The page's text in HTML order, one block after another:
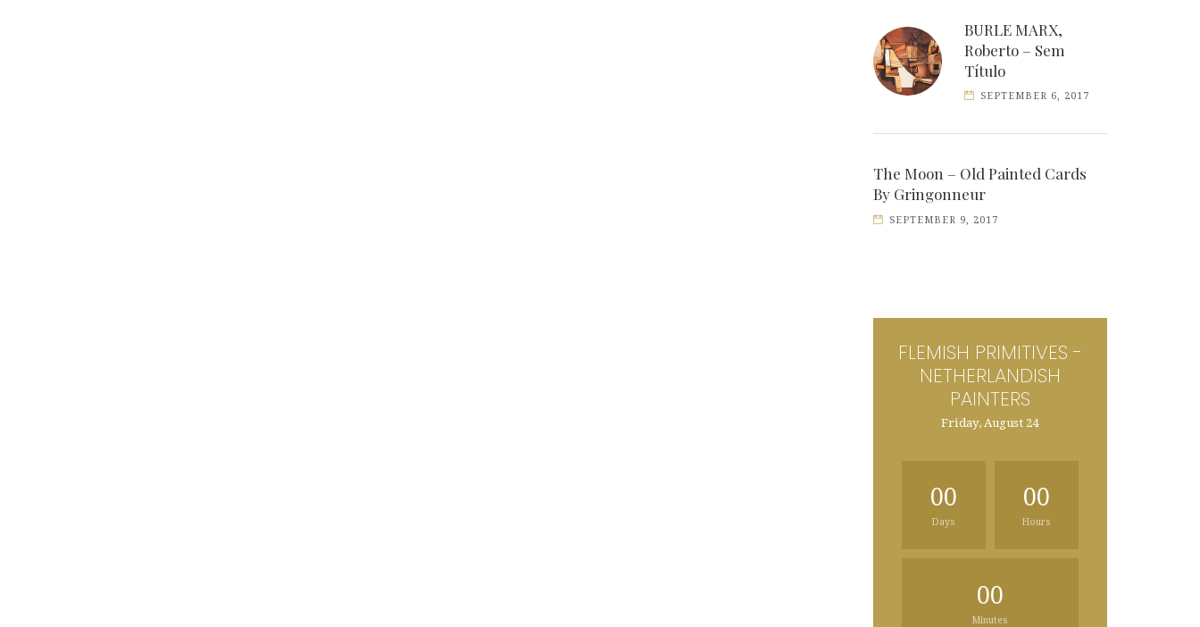
BURLE MARX,
Roberto – Sem
Título
SEPTEMBER 6, 2017
The Moon – Old Painted Cards
By Gringonneur
SEPTEMBER 9, 2017
FLEMISH PRIMITIVES -
NETHERLANDISH
PAINTERS
Friday, August 24
00
Days
00
Hours
00
Minutes